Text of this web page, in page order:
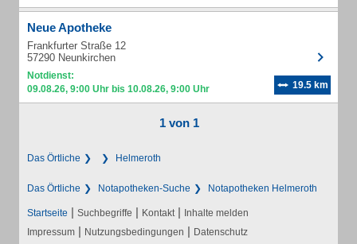
Neue Apotheke
Frankfurter Straße 12
57290 Neunkirchen
Notdienst:
09.08.26, 9:00 Uhr bis 10.08.26, 9:00 Uhr
19.5 km
1 von 1
Das Örtliche Helmeroth
Das Örtliche Notapotheken-Suche Notapotheken Helmeroth
Startseite | Suchbegriffe | Kontakt | Inhalte melden
Impressum | Nutzungsbedingungen | Datenschutz